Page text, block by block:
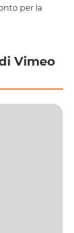
per la
Vimeo